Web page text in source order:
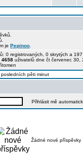
je Pepinoo
0 registrovaných, 0 skrytých a
4658 uživatelů dne čt červenec 30,
pěti minut
Přihlásit mě
Žádné nové příspěvky